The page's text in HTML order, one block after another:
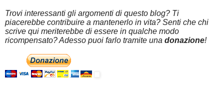
Trovi interessanti gli argomenti di questo blog? Ti
piacerebbe contribuire a mantenerlo in vita? Senti che chi
scrive qui meriterebbe di essere in qualche modo
ricompensato? Adesso puoi farlo tramite una donazione!